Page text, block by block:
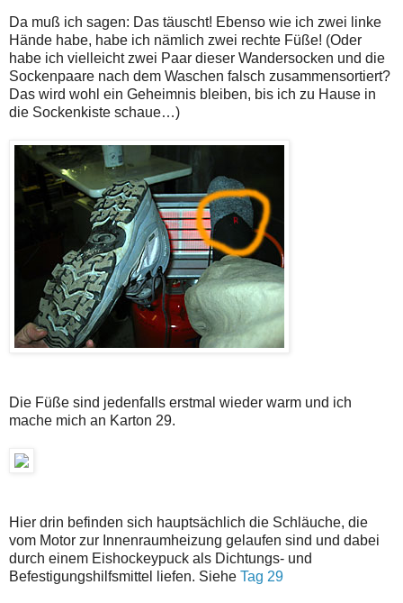
Da muß ich sagen: Das täuscht! Ebenso wie ich zwei linke
Hände habe, habe ich nämlich zwei rechte Füße! (Oder
habe ich vielleicht zwei Paar dieser Wandersocken und die
Sockenpaare nach dem Waschen falsch zusammensortiert?
Das wird wohl ein Geheimnis bleiben, bis ich zu Hause in
die Sockenkiste schaue…)
Die Füße sind jedenfalls erstmal wieder warm und ich
mache mich an Karton 29.
Hier drin befinden sich hauptsächlich die Schläuche, die
vom Motor zur Innenraumheizung gelaufen sind und dabei
durch einem Eishockeypuck als Dichtungs- und
Befestigungshilfsmittel liefen. Siehe Tag 29